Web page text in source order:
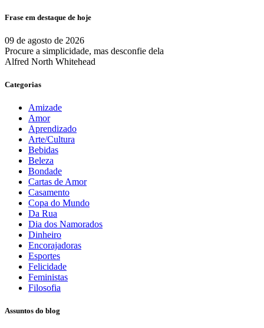
Frase em destaque de hoje
09 de agosto de 2026
Procure a simplicidade, mas desconfie dela
Alfred North Whitehead
Categorias
Amizade
Amor
Aprendizado
Arte/Cultura
Bebidas
Beleza
Bondade
Cartas de Amor
Casamento
Copa do Mundo
Da Rua
Dia dos Namorados
Dinheiro
Encorajadoras
Esportes
Felicidade
Feministas
Filosofia
Assuntos do blog